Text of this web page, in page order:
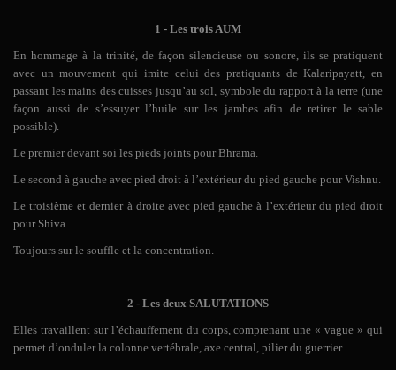
1 - Les trois AUM
En hommage à la trinité, de façon silencieuse ou sonore, ils se pratiquent
avec un mouvement qui imite celui des pratiquants de Kalaripayatt, en
passant les mains des cuisses jusqu’au sol, symbole du rapport à la terre (une
façon aussi de s’essuyer l’huile sur les jambes afin de retirer le sable
possible).
Le premier devant soi les pieds joints pour Bhrama.
Le second à gauche avec pied droit à l’extérieur du pied gauche pour Vishnu.
Le troisième et dernier à droite avec pied gauche à l’extérieur du pied droit
pour Shiva.
Toujours sur le souffle et la concentration.
2 - Les deux SALUTATIONS
Elles travaillent sur l’échauffement du corps, comprenant une « vague » qui
permet d’onduler la colonne vertébrale, axe central, pilier du guerrier.